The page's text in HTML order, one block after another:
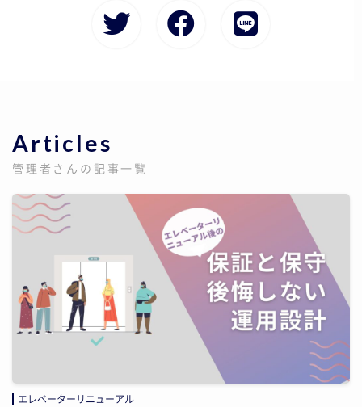
Articles
管理者さんの記事一覧
エレベーターリニューアル